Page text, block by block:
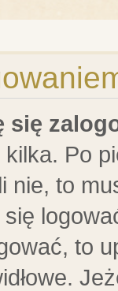
się
Po
nie, to
to